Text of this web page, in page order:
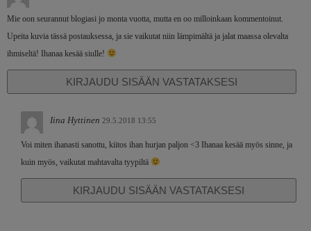
Mie oon seurannut blogiasi jo monta vuotta, mutta en oo milloinkaan kommentoinut.
Upeita kuvia tässä postauksessa, ja sie vaikutat niin lämpimältä ja jalat maassa olevalta
ihmiseltä! Ihanaa kesää siulle!
KIRJAUDU SISÄÄN VASTATAKSESI
Iina Hyttinen 29.5.2018 13:55
Voi miten ihanasti sanottu, kiitos ihan hurjan paljon <3 Ihanaa kesää myös sinne, ja
kuin myös, vaikutat mahtavalta tyypiltä
KIRJAUDU SISÄÄN VASTATAKSESI